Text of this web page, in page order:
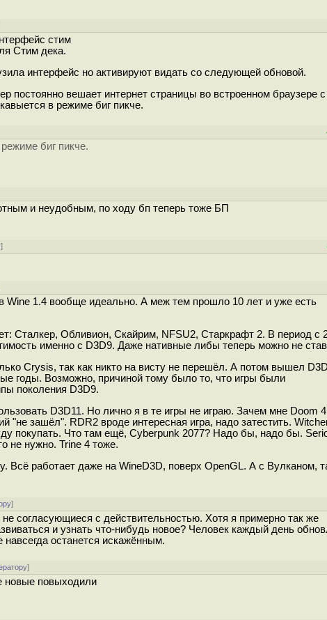
стим
Стим дека.
интерфейс но активируют видать со следующей обновой.
постоянно вешает интернет страницы во встроенном браузере
в режиме биг пикче.
биг пикче.
и неудобным, по ходу бп теперь тоже БП
]
Wine 1.4 вообще идеально. А меж тем прошло 10 лет и уже есть
Сталкер, Обливион, Скайрим, NFSU2, Старкрафт 2. В период с
именно с D3D9. Даже нативные либы теперь можно не
Crysis, так как никто на висту не перешёл. А потом вышел
годы. Возможно, причиной тому было то, что игры были
поколения D3D9.
D3D11. Но лично я в те игры не играю. Зачем мне Doom
"не зашёл". RDR2 вроде интересная игра, надо затестить.
покупать. Что там ещё, Cyberpunk 2077? Надо бы, надо бы.
не нужно. Trine 4 тоже.
Всё работает даже на WineD3D, поверх OpenGL. А с Вулканом,
]
согласующиеся с действительностью. Хотя я примерно так же
и узнать что-нибудь новое? Человек каждый день
останется искажённым.
]
новые повыходили